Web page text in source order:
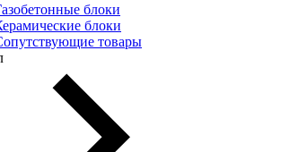
блоки
блоки
товары